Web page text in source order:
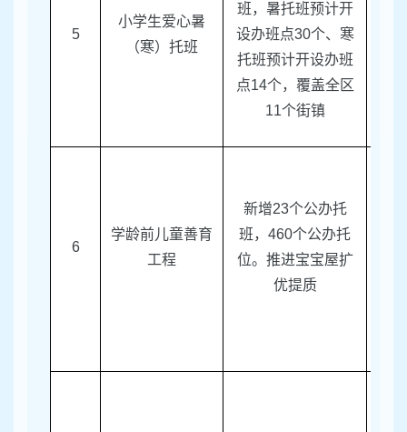
5
小学生爱心暑
（寒）托班
班，暑托班预计开
设办班点30个、寒
托班预计开设办班
点14个，覆盖全区
11个街镇
6
学龄前儿童善育
工程
新增23个公办托
班， 460个公办托
位。推进宝宝屋扩
优提质